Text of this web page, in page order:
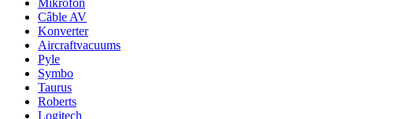
Mikrofon
Câble AV
Konverter
Aircraftvacuums
Pyle
Symbo
Taurus
Roberts
Logitech